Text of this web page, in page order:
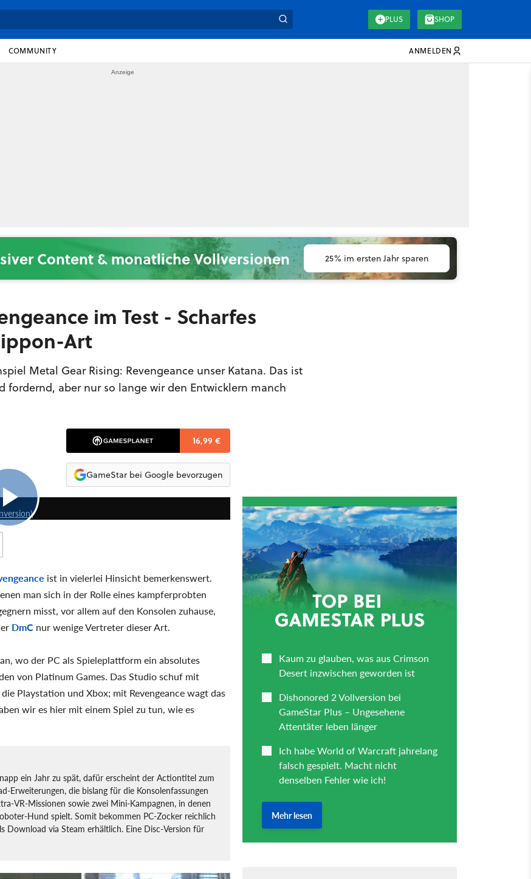
PLUS SHOP
COMMUNITY ANMELDEN
Content & monatliche Vollversionen 25% im ersten Jahr sparen
im Test - Scharfes
Art
Metal Gear Rising: Revengeance unser Katana. Das ist
fordernd, aber nur so lange wir den Entwicklern manch
16,99 €
GameStar bei Google bevorzugen
9:15
ist in vielerlei Hinsicht bemerkenswert.
man sich in der Rolle eines kampferprobten
misst, vor allem auf den Konsolen zuhause,
DmC nur wenige Vertreter dieser Art.
wo der PC als Spieleplattform ein absolutes
von Platinum Games. Das Studio schuf mit
Playstation und Xbox; mit Revengeance wagt das
wir es hier mit einem Spiel zu tun, wie es
ein Jahr zu spät, dafür erscheint der Actiontitel zum
Erweiterungen, die bislang für die Konsolenfassungen
VR-Missionen sowie zwei Mini-Kampagnen, in denen
Hund spielt. Somit bekommen PC-Zocker reichlich
Download via Steam erhältlich. Eine Disc-Version für